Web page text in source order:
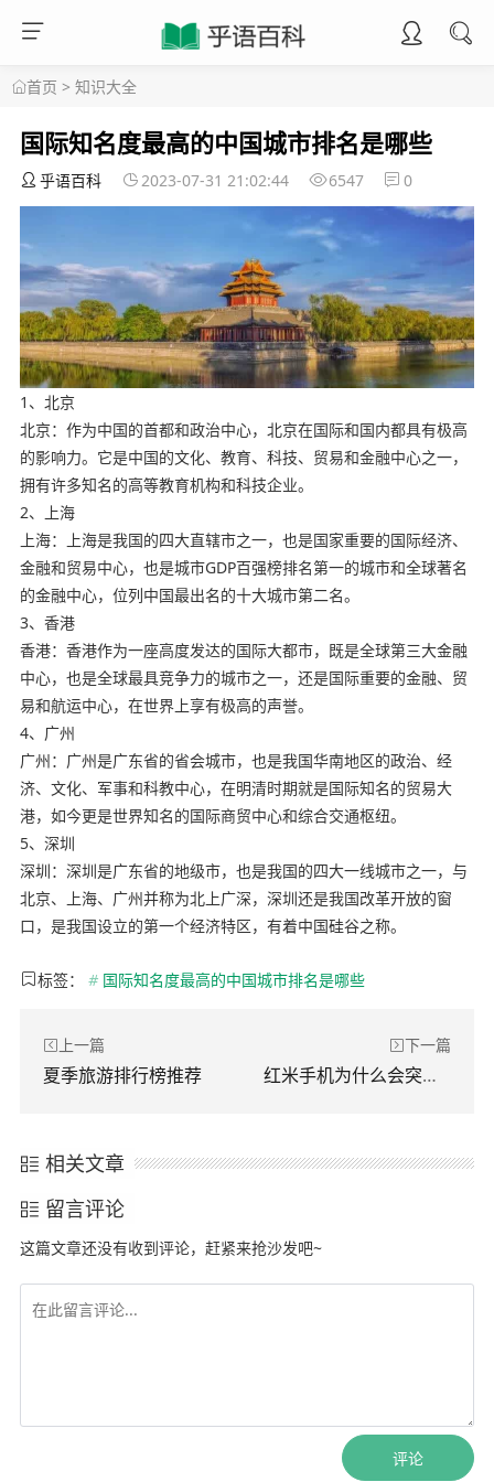
首页 > 知识大全
国际知名度最高的中国城市排名是哪些
乎语百科 2023-07-31 21:02:44 6547 0
1、北京
北京：作为中国的首都和政治中心，北京在国际和国内都具有极高
的影响力。它是中国的文化、教育、科技、贸易和金融中心之一，
拥有许多知名的高等教育机构和科技企业。
2、上海
上海：上海是我国的四大直辖市之一，也是国家重要的国际经济、
金融和贸易中心，也是城市GDP百强榜排名第一的城市和全球著名
的金融中心，位列中国最出名的十大城市第二名。
3、香港
香港：香港作为一座高度发达的国际大都市，既是全球第三大金融
中心，也是全球最具竞争力的城市之一，还是国际重要的金融、贸
易和航运中心，在世界上享有极高的声誉。
4、广州
广州：广州是广东省的省会城市，也是我国华南地区的政治、经
济、文化、军事和科教中心，在明清时期就是国际知名的贸易大
港，如今更是世界知名的国际商贸中心和综合交通枢纽。
5、深圳
深圳：深圳是广东省的地级市，也是我国的四大一线城市之一，与
北京、上海、广州并称为北上广深，深圳还是我国改革开放的窗
口，是我国设立的第一个经济特区，有着中国硅谷之称。
标签： # 国际知名度最高的中国城市排名是哪些
上一篇
夏季旅游排行榜推荐
下一篇
红米手机为什么会突然黑屏
相关文章
留言评论
这篇文章还没有收到评论，赶紧来抢沙发吧~